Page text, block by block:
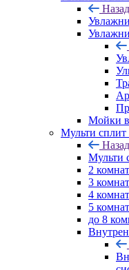
Назад
Мойки
Мульти сплит
Назад
Мульти
2
3
4
5 комнат
до 8